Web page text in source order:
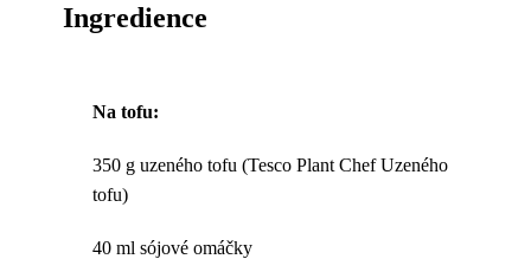
Ingredience
Na tofu:
350 g uzeného tofu (Tesco Plant Chef Uzeného
tofu)
40 ml sójové omáčky